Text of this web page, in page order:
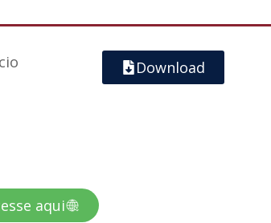
Download
aqui